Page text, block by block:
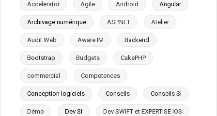
Accelerator Agile Android Angular
Archivage numérique ASP.NET Atelier
Audit Web Aware IM Backend
Bootstrap Budgets CakePHP
commercial Competences
Conception logiciels Conseils Conseils SI
Démo Dev SI Dev SWIFT et EXPERTISE IOS